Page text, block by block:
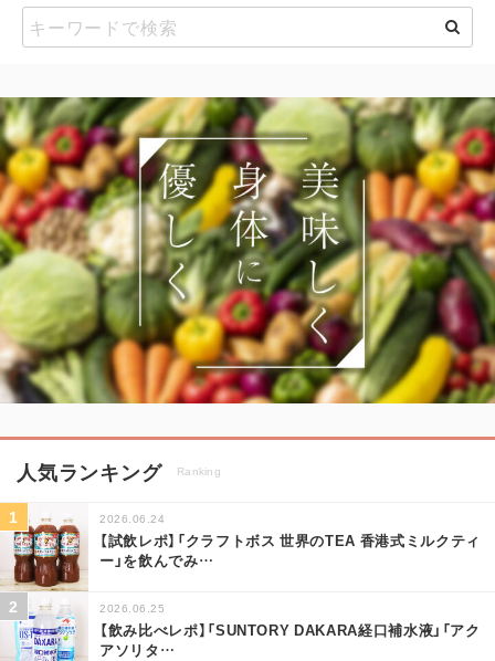
人気ランキング Ranking
2026.06.24
【試飲レポ】「クラフトボス 世界のTEA 香港式ミルクティ
ー」を飲んでみ…
2026.06.25
【飲み比べレポ】「SUNTORY DAKARA経口補水液」「アク
アソリタ…